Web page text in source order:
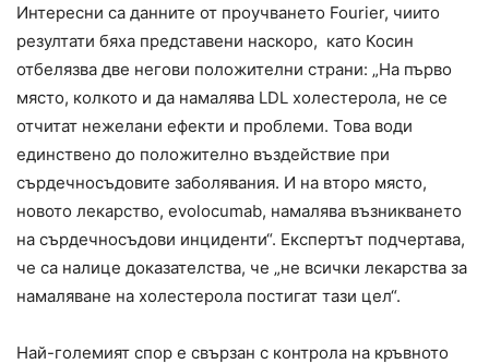
Интересни са данните от проучването Fourier, чиито
резултати бяха представени наскоро, като Косин
отбелязва две негови положителни страни: „На първо
място, колкото и да намалява LDL холестерола, не се
отчитат нежелани ефекти и проблеми. Това води
единствено до положително въздействие при
сърдечносъдовите заболявания. И на второ място,
новото лекарство, evolocumab, намалява възникването
на сърдечносъдови инциденти“. Експертът подчертава,
че са налице доказателства, че „не всички лекарства за
намаляване на холестерола постигат тази цел“.
Най-големият спор е свързан с контрола на кръвното